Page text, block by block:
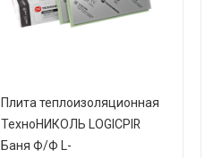
Плита теплоизоляционная
ТехноНИКОЛЬ LOGICPIR
Баня Ф/Ф L-